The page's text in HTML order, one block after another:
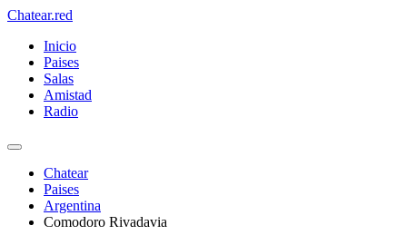
Chatear.red
Inicio
Paises
Salas
Amistad
Radio
Chatear
Paises
Argentina
Comodoro Rivadavia